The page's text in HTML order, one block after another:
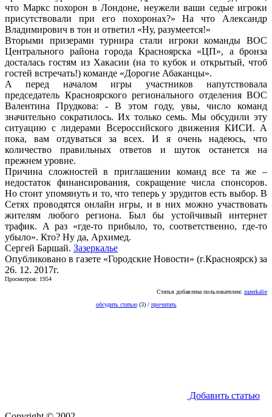
что Маркс похорон в Лондоне, неужели ваши седые игроки
присутствовали при его похоронах?» На что Александр
Владимирович в тон и ответил «Ну, разумеется!»
Вторыми призерами турнира стали игроки команды ВОС
Центрального района города Красноярска «ЦП», а бронза
досталась гостям из Хакасии (на то кубок и открытый, чтоб
гостей встречать!) команде «Дорогие Абаканцы».
А перед началом игры участников напутствовала
председатель Красноярского регионального отделения ВОС
Валентина Прудкова: - В этом году, увы, число команд
значительно сократилось. Их только семь. Мы обсудили эту
ситуацию с лидерами Всероссийского движения КИСИ. А
пока, вам отдуваться за всех. И я очень надеюсь, что
количество правильных ответов и шуток останется на
прежнем уровне.
Причина сложностей в приглашении команд все та же –
недостаток финансирования, сокращение числа спонсоров.
Но стоит упомянуть и то, что теперь у эрудитов есть выбор. В
Сетях проводятся онлайн игры, и в них можно участвовать
жителям любого региона. Был бы устойчивый интернет
трафик. А раз «где-то прибыло, то, соответственно, где-то
убыло». Кто? Ну да, Архимед.
Сергей Баршай. Зазеркалье
Опубликовано в газете «Городские Новости» (г.Красноярск) за
26. 12. 2017г.
Просмотров: 1954
Статья добавлена пользователем: zazerkalie
обсудить статью(3) / прочитать
Добавить статью